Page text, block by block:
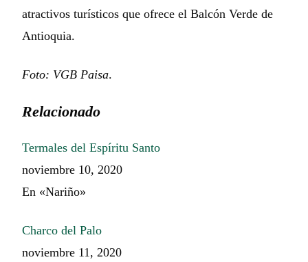
atractivos turísticos que ofrece el Balcón Verde de
Antioquia.
Foto: VGB Paisa.
Relacionado
Termales del Espíritu Santo
noviembre 10, 2020
En «Nariño»
Charco del Palo
noviembre 11, 2020